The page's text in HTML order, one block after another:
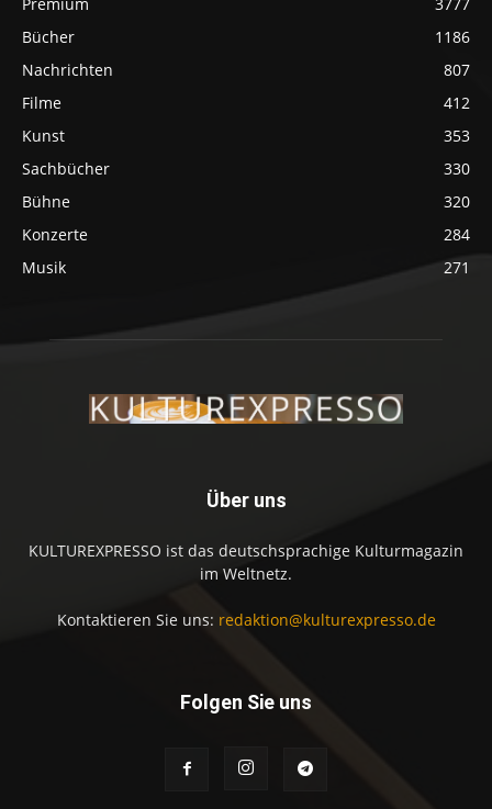
Bücher
1186
Nachrichten
807
Filme
412
Kunst
353
Sachbücher
330
Bühne
320
Konzerte
284
Musik
271
Über uns
KULTUREXPRESSO ist das deutschsprachige Kulturmagazin
im Weltnetz.
Kontaktieren Sie uns: redaktion@kulturexpresso.de
Folgen Sie uns